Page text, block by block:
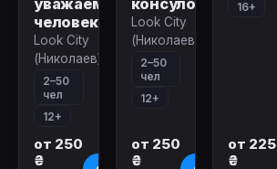
уважаемому
человеку
Look City
(Николаев)
2–50
чел
12+
от 250
₴
консулов
Look City
(Николаев)
2–50
чел
12+
от 250
₴
16+
от 225
₴